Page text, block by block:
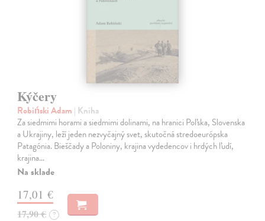
Kýčery
Robiński Adam | Kniha
Za siedmimi horami a siedmimi dolinami, na hranici Poľska, Slovenska
a Ukrajiny, leží jeden nezvyčajný svet, skutočná stredoeurópska
Patagónia. Bieščady a Poloniny, krajina vydedencov i hrdých ľudí,
krajina…
Na sklade
17,01 €
17,90 € ?